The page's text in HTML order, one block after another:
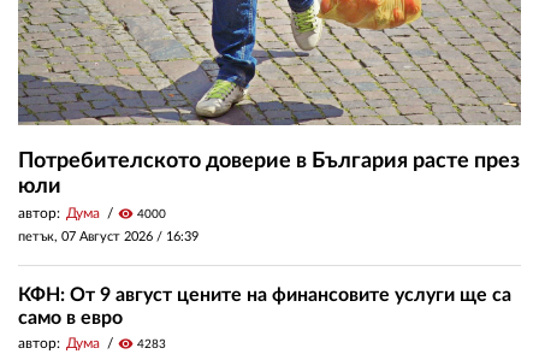
Потребителското доверие в България расте през
юли
автор: Дума visibility 4000
петък, 07 Август 2026 / 16:39
КФН: От 9 август цените на финансовите услуги ще са
само в евро
автор: Дума visibility 4283